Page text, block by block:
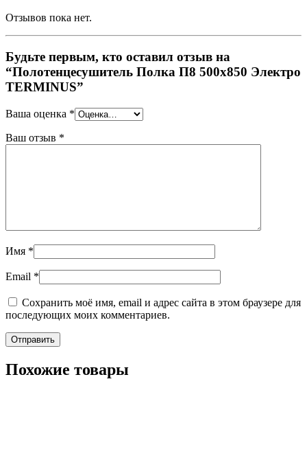
Отзывов пока нет.
Будьте первым, кто оставил отзыв на
“Полотенцесушитель Полка П8 500х850 Электро
TERMINUS”
Ваша оценка *
Ваш отзыв *
Имя *
Email *
Сохранить моё имя, email и адрес сайта в этом браузере для
последующих моих комментариев.
Похожие товары